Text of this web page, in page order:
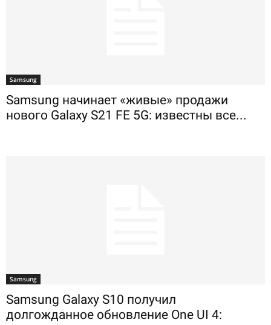
Samsung
Samsung начинает «живые» продажи
нового Galaxy S21 FE 5G: известны все...
Samsung
Samsung Galaxy S10 получил
долгожданное обновление One UI 4: